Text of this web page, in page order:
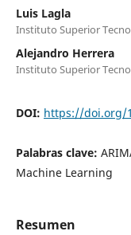
Luis Lagla
Instituto Superior
Alejandro Herrera
Instituto Superior
DOI: https://doi.org/
Palabras clave:
Machine Learning
Resumen